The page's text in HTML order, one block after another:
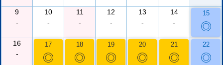
9
-
10
-
11
-
12
-
13
-
14
-
15
◎
16
-
17
◎
18
◎
19
◎
20
◎
21
◎
22
◎